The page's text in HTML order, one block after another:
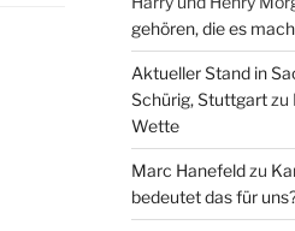
gehören, die es
Aktueller Stand in
Schürig, Stuttgartzu
Wette
Marc Hanefeldzu
bedeutet das für